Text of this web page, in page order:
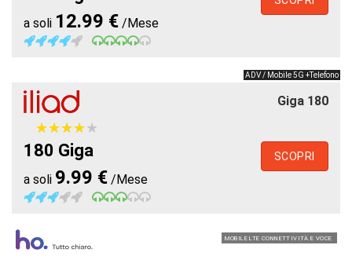
a soli 12.99 € /Mese
ADV / Mobile 5G +Telefono
Giga 180
★★★★★
★★★★★
180 Giga
a soli 9.99 € /Mese
SCOPRI
MOBILE LTE CONNETTIVITÀ E VOCE